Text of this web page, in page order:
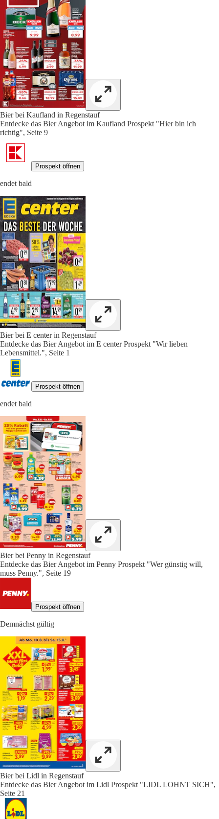
Bier bei Kaufland in Regenstauf
Entdecke das Bier Angebot im Kaufland Prospekt "Hier bin ich
richtig", Seite 9
Prospekt öffnen
endet bald
Bier bei E center in Regenstauf
Entdecke das Bier Angebot im E center Prospekt "Wir lieben
Lebensmittel.", Seite 1
Prospekt öffnen
endet bald
Bier bei Penny in Regenstauf
Entdecke das Bier Angebot im Penny Prospekt "Wer günstig will,
muss Penny.", Seite 19
Prospekt öffnen
Demnächst gültig
Bier bei Lidl in Regenstauf
Entdecke das Bier Angebot im Lidl Prospekt "LIDL LOHNT SICH",
Seite 21